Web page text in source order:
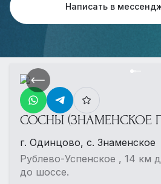
Написать в
СОСНЫ (ЗНАМЕНСКОЕ
г. Одинцово, с. Знаменское
Рублево-Успенское , 14
до шоссе.